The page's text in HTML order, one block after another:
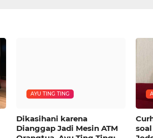
AYU TING TING
Dikasihani karena
Dianggap Jadi Mesin ATM